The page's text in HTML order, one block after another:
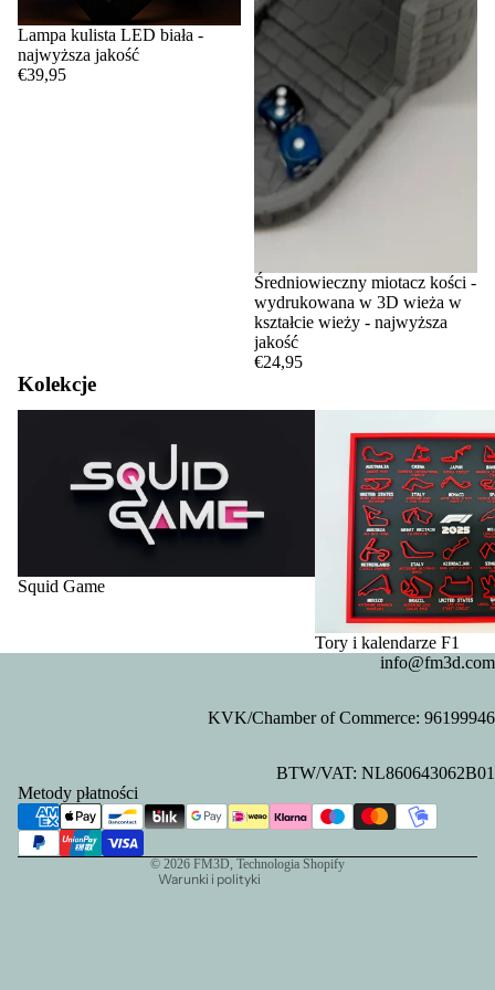
Lampa kulista LED biała -
najwyższa jakość
€39,95
Średniowieczny miotacz kości -
wydrukowana w 3D wieża w
kształcie wieży - najwyższa
jakość
€24,95
Kolekcje
Squid Game
Tory i kalendarze F1
info@fm3d.com
KVK/Chamber of Commerce: 96199946
BTW/VAT: NL860643062B01
Metody płatności
© 2026 FM3D , Technologia Shopify
Warunki i polityki
Dane kontaktowe
Warunki świadczenia usług